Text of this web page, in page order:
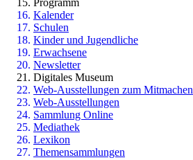
Programm
Kalender
Schulen
Kinder und Jugendliche
Erwachsene
Newsletter
Digitales Museum
Web-Ausstellungen zum Mitmachen
Web-Ausstellungen
Sammlung Online
Mediathek
Lexikon
Themensammlungen